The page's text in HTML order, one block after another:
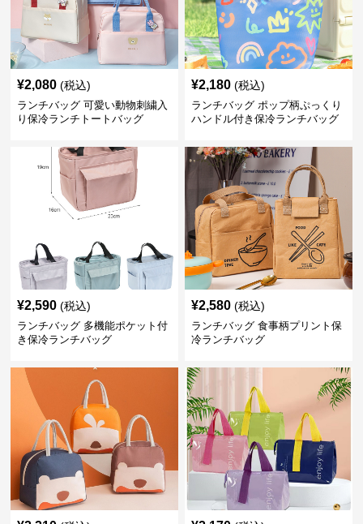
¥2,080 (税込)
ランチバッグ 可愛い動物刺繍入
り保冷ランチトートバッグ
¥2,180 (税込)
ランチバッグ ポップ柄ぷっくり
ハンドル付き保冷ランチバッグ
¥2,590 (税込)
ランチバッグ 多機能ポケット付
き保冷ランチバッグ
¥2,580 (税込)
ランチバッグ 食事柄プリント保
冷ランチバッグ